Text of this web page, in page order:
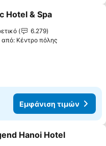
στα αγαπημένα
Hotel & Spa
6.279
από: Κέντρο πόλης
Εμφάνιση τιμών
στα αγαπημένα
Hanoi Hotel